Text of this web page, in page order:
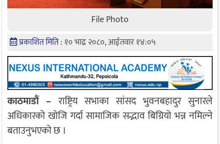
File Photo
प्रकाशित मिति : १० भाद्र २०८०, आईतवार १४:०५
काठमाडौं –राष्ट्रिय सभाका सांसद भुवनबहादुर सुनारले
अधिकारको खोजि गर्दा सामाजिक सद्भाव बिग्रियो भन्न नमिल्ने
बताउनुभएको छ ।